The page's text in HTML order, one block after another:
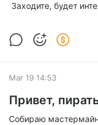
Заходите, будет
Mar 19 14:53
Привет,
Собираю